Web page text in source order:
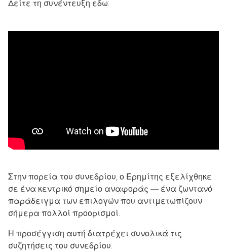
Δείτε τη συνέντευξη εδω:
Στην πορεία του συνεδρίου, ο Ερημίτης εξελίχθηκε
σε ένα κεντρικό σημείο αναφοράς — ένα ζωντανό
παράδειγμα των επιλογών που αντιμετωπίζουν
σήμερα πολλοί προορισμοί.
Η προσέγγιση αυτή διατρέχει συνολικά τις
συζητήσεις του συνεδρίου.